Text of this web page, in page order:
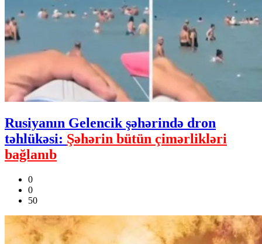
Rusiyanın Gelencik şəhərində dron
təhlükəsi: Şəhərin bütün çimərlikləri
bağlanıb
0
0
50